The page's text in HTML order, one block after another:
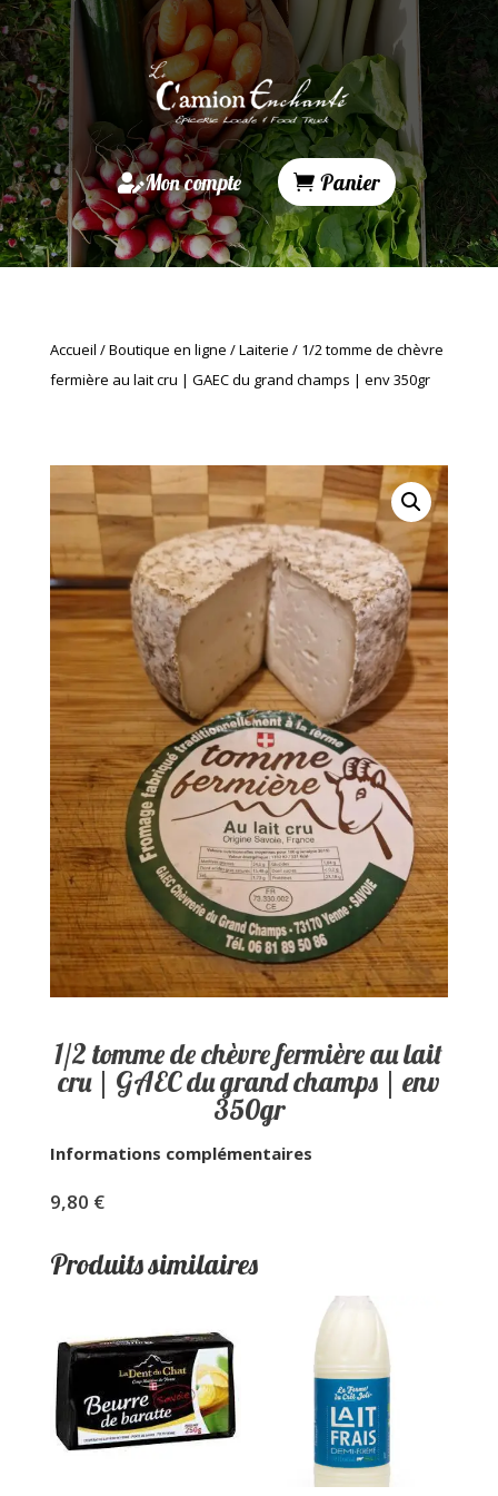
Mon compte Panier
Accueil /Boutique en ligne /Laiterie / 1/2 tomme de chèvre
fermière au lait cru | GAEC du grand champs | env 350gr
1/2 tomme de chèvre fermière au lait
cru | GAEC du grand champs | env
350gr
Informations complémentaires
9,80 €
Produits similaires